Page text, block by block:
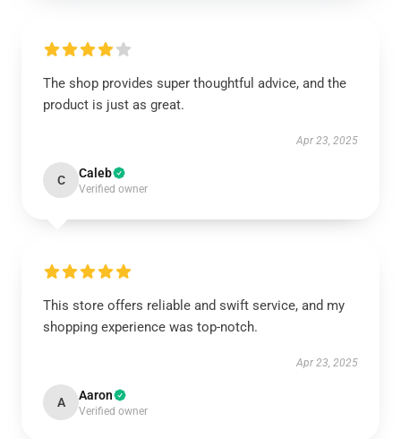
The shop provides super thoughtful advice, and the
product is just as great.
Apr 23, 2025
C Caleb
Verified owner
This store offers reliable and swift service, and my
shopping experience was top-notch.
Apr 23, 2025
A Aaron
Verified owner